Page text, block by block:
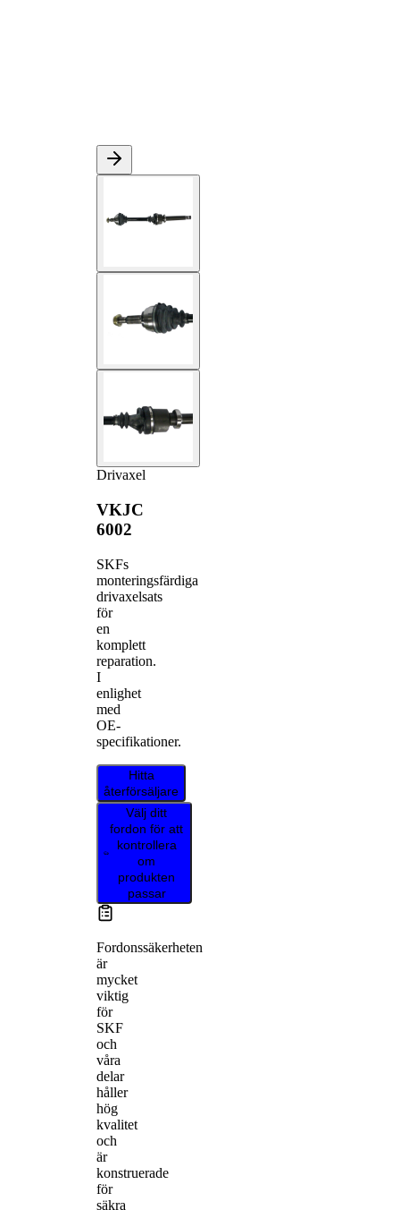
Drivaxel
VKJC
6002
SKFs
monteringsfärdiga
drivaxelsats
för
en
komplett
reparation.
I
enlighet
med
OE-
specifikationer.
Hitta
återförsäljare
Välj ditt
fordon för att
kontrollera
om
produkten
passar
Fordonssäkerheten
är
mycket
viktig
för
SKF
och
våra
delar
håller
hög
kvalitet
och
är
konstruerade
för
säkra